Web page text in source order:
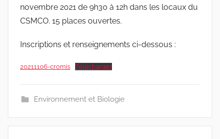
novembre 2021 de 9h30 à 12h dans les locaux du
CSMCO. 15 places ouvertes.
Inscriptions et renseignements ci-dessous :
20211106-cromis Télécharger
Environnement et Biologie